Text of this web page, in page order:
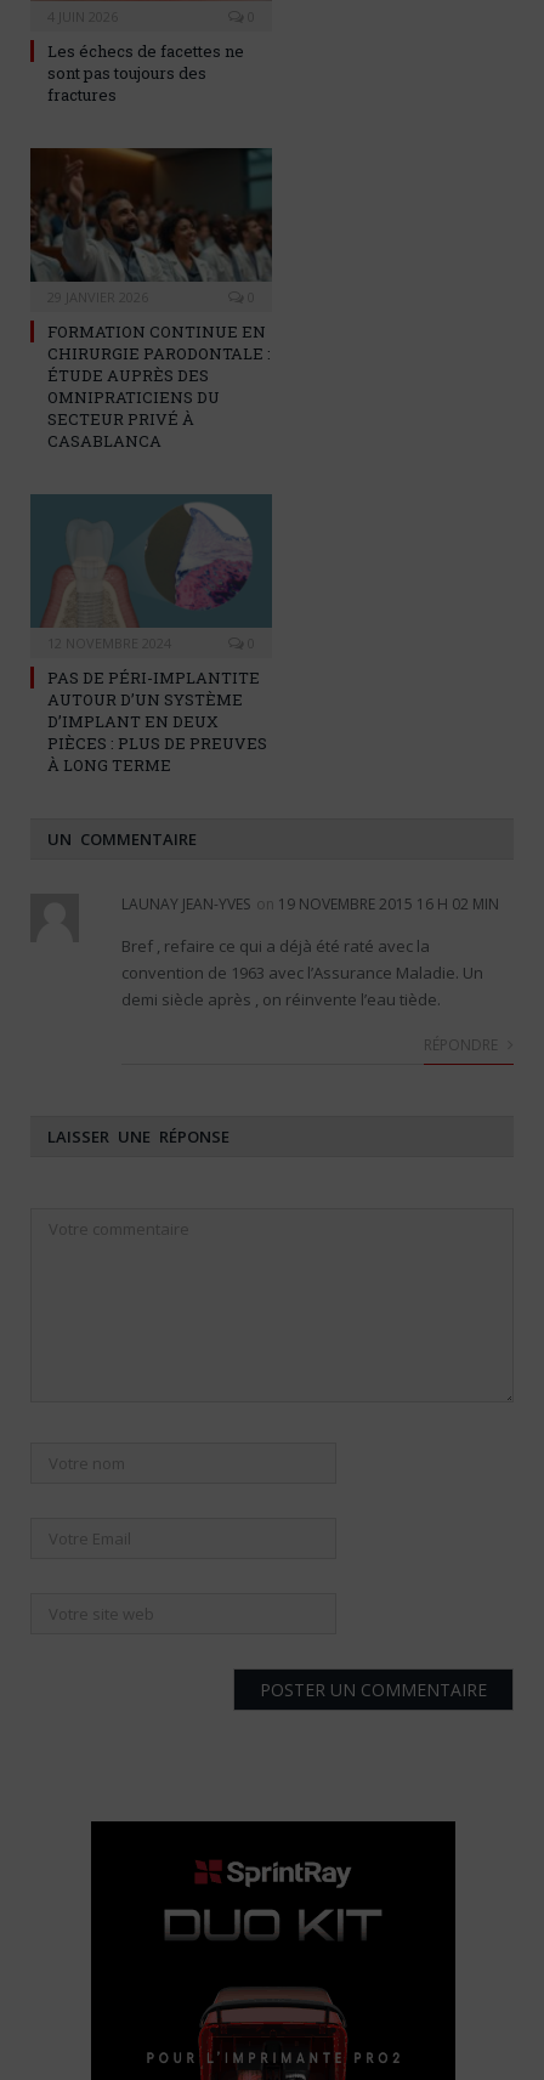
Les échecs de facettes ne
sont pas toujours des
fractures
FORMATION CONTINUE EN
CHIRURGIE PARODONTALE :
ÉTUDE AUPRÈS DES
OMNIPRATICIENS DU
SECTEUR PRIVÉ À
CASABLANCA
PAS DE PÉRI-IMPLANTITE
AUTOUR D’UN SYSTÈME
D’IMPLANT EN DEUX
PIÈCES : PLUS DE PREUVES
À LONG TERME
UN COMMENTAIRE
LAUNAY JEAN-YVES on 19 NOVEMBRE 2015 16 H 02 MIN
Bref , refaire ce qui a déjà été raté avec la
convention de 1963 avec l’Assurance Maladie. Un
demi siècle après , on réinvente l’eau tiède.
RÉPONDRE
LAISSER UNE RÉPONSE